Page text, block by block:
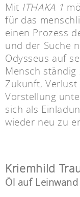
Mit ITHAKA 1
für das
einen Prozess
und der Suche
Odysseus auf
Mensch
Zukunft,
Vorstellung
sich als
wieder neu zu
Kriemhild
Öl auf Leinwand